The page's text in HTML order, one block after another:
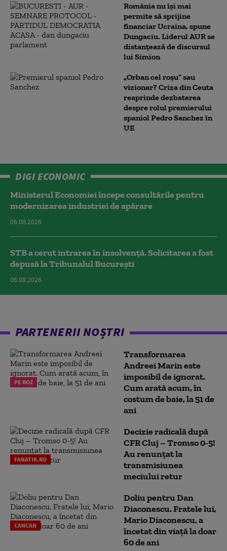
România nu își mai
permite să sprijine
financiar Ucraina, spune
Dungaciu. Liderul AUR se
distanțează de discursul
lui Simion
„Orban cel roșu” sau
vizionar? Criza din Ceuta
reaprinde dezbaterea
despre rolul premierului
spaniol Pedro Sanchez în
UE
DIGI ECONOMIC
Ministerul Economiei începe consultările pentru
modernizarea industriei de apărare
06.08.2026
STB a cerut intrarea în insolvență. Solicitarea a fost
depusă la Tribunalul București
06.08.2026
PARTENERII NOȘTRI
PE ROZ
Transformarea
Andreei Marin este
imposibil de ignorat.
Cum arată acum, în
costum de baie, la 51 de
ani
FANATIK.RO
Decizie radicală după
CFR Cluj – Tromso 0-5!
Au renunțat la
transmisiunea
meciului retur
CANCAN
Doliu pentru Dan
Diaconescu. Fratele lui,
Mario Diaconescu, a
încetat din viață la doar
60 de ani